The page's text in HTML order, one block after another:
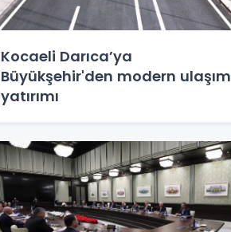
Kocaeli Darıca’ya
Büyükşehir'den modern ulaşım
yatırımı